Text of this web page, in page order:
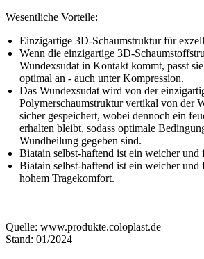
Wesentliche Vorteile:
Einzigartige 3D-Schaumstruktur für
Wenn die einzigartige 3D-
Wundexsudat in Kontakt kommt, passt
optimal an - auch unter Kompression.
Das Wundexsudat wird von der
Polymerschaumstruktur vertikal von der
sicher gespeichert, wobei dennoch ein
erhalten bleibt, sodass optimale
Wundheilung gegeben sind.
Biatain selbst-haftend ist ein weicher und
Biatain selbst-haftend ist ein weicher
hohem Tragekomfort.
Quelle: www.produkte.coloplast.de
Stand: 01/2024